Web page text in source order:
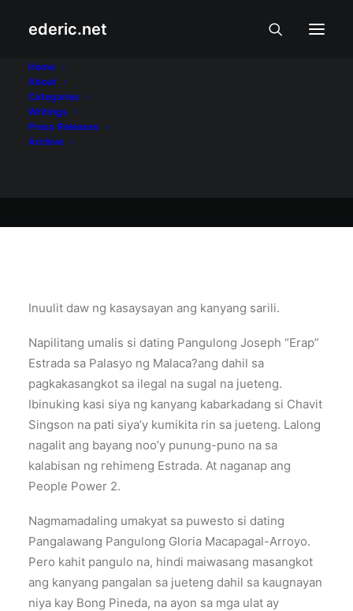
ederic.net
Home
About
Categories
Writings
Press Releases
Archive
Juetenggate 2?
Inuulit daw ng kasaysayan ang kanyang sarili.
Napilitang umalis si dating Pangulong Joseph “Erap”
Estrada sa Palasyo ng Malaca?ang dahil sa
pagkakasangkot sa ilegal na sugal na jueteng.
Ibinuking kasi siya ng kanyang kabarkadang si Chavit
Singson na pati siya’y kumikita rin sa jueteng. Lalong
nagalit ang bayang noo’y punung-puno na sa
kalabisan ng rehimeng Estrada. At naganap ang
People Power 2.
Nagmamadaling umakyat sa puwesto si dating
Pangalawang Pangulong Gloria Macapagal-Arroyo.
Pero kahit pangulo na, hindi maiwasang masangkot
ang kanyang pangalan sa jueteng dahil sa kaugnayan
niya kay Bong Pineda, na ayon sa mga ulat ay